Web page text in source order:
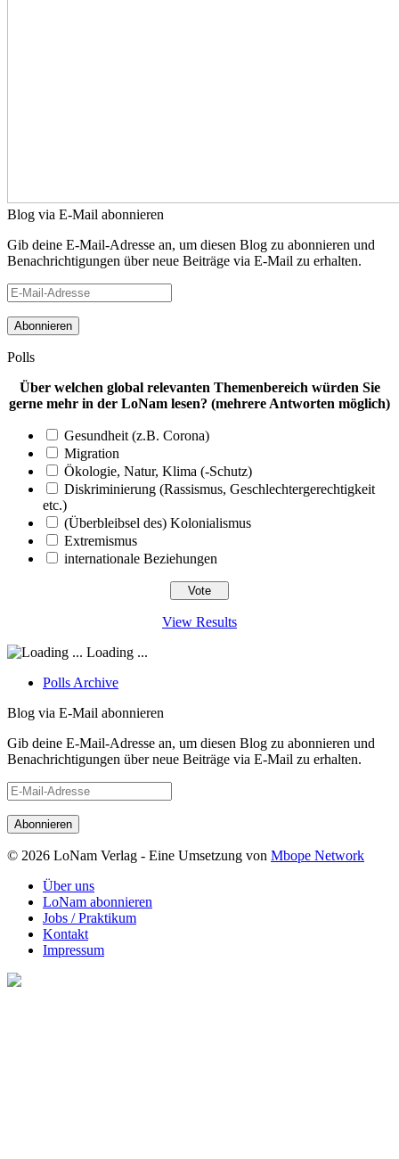
Blog via E-Mail abonnieren
Gib deine E-Mail-Adresse an, um diesen Blog zu abonnieren und
Benachrichtigungen über neue Beiträge via E-Mail zu erhalten.
E-
Mail-
Adresse
Polls
Über welchen global relevanten Themenbereich würden Sie
gerne mehr in der LoNam lesen? (mehrere Antworten möglich)
Gesundheit (z.B. Corona)
Migration
Ökologie, Natur, Klima (-Schutz)
Diskriminierung (Rassismus, Geschlechtergerechtigkeit
etc.)
(Überbleibsel des) Kolonialismus
Extremismus
internationale Beziehungen
View Results
Loading ...
Polls Archive
Blog via E-Mail abonnieren
Gib deine E-Mail-Adresse an, um diesen Blog zu abonnieren und
Benachrichtigungen über neue Beiträge via E-Mail zu erhalten.
E-
Mail-
Adresse
© 2026 LoNam Verlag - Eine Umsetzung von Mbope Network
Über uns
LoNam abonnieren
Jobs / Praktikum
Kontakt
Impressum